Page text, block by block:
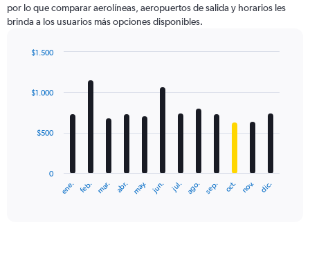
por lo que comparar aerolíneas, aeropuertos de salida y horarios les
brinda a los usuarios más opciones disponibles.
with
12
The
ene. feb. mar. abr. may. jun. jul. ago. sep. oct. nov. dic.
0
$500
$1.000
$1.500